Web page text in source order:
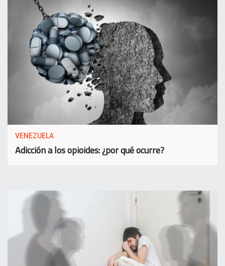
VENEZUELA
Adicción a los opioides: ¿por qué ocurre?